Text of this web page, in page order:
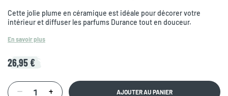
Cette jolie plume en céramique est idéale pour décorer votre
intérieur et diffuser les parfums Durance tout en douceur.
En savoir plus
26,95 €
AJOUTER AU PANIER